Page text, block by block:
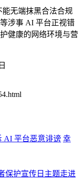
无端抹黑合法合规
涉事 AI 平台正视错
健康的网络环境与营
AI 平台恶意诽谤 幸
保护宣传日主题走进